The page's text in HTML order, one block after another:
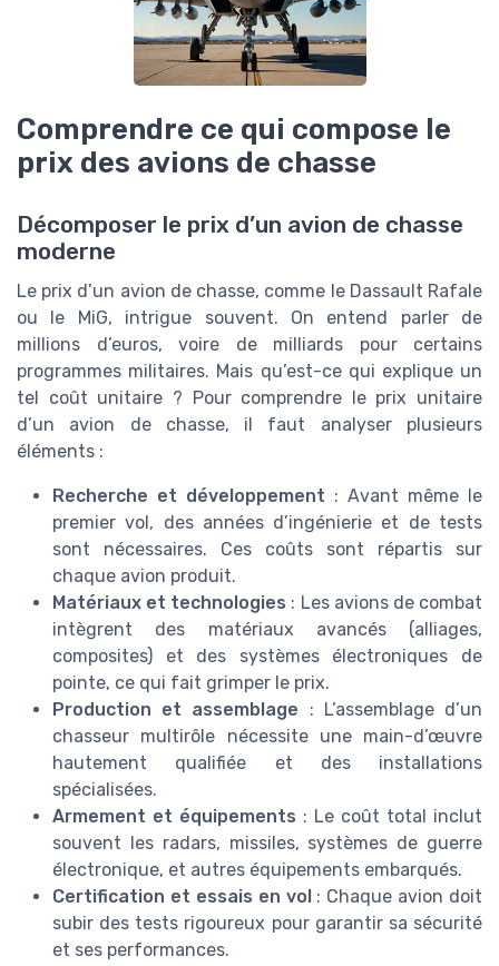
Comprendre ce qui compose le
prix des avions de chasse
Décomposer le prix d’un avion de chasse
moderne
Le prix d’un avion de chasse, comme le Dassault Rafale
ou le MiG, intrigue souvent. On entend parler de
millions d’euros, voire de milliards pour certains
programmes militaires. Mais qu’est-ce qui explique un
tel coût unitaire ? Pour comprendre le prix unitaire
d’un avion de chasse, il faut analyser plusieurs
éléments :
Recherche et développement : Avant même le
premier vol, des années d’ingénierie et de tests
sont nécessaires. Ces coûts sont répartis sur
chaque avion produit.
Matériaux et technologies : Les avions de combat
intègrent des matériaux avancés (alliages,
composites) et des systèmes électroniques de
pointe, ce qui fait grimper le prix.
Production et assemblage : L’assemblage d’un
chasseur multirôle nécessite une main-d’œuvre
hautement qualifiée et des installations
spécialisées.
Armement et équipements : Le coût total inclut
souvent les radars, missiles, systèmes de guerre
électronique, et autres équipements embarqués.
Certification et essais en vol: Chaque avion doit
subir des tests rigoureux pour garantir sa sécurité
et ses performances.